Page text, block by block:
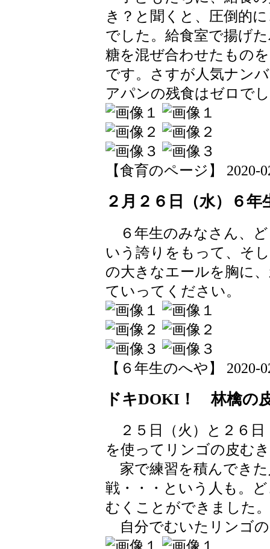
き？と聞くと、圧倒的
でした。給食室で揚げ
糖を混ぜ合わせたもの
です。さすが人気ナン
アパンの残食はゼロで
【食育のページ】 2020-
２月２６日（水）６
６年生のみなさん、
いう誇りをもって、そ
の大きなエールを胸に
ていってください。
【６年生のへや】 2020-
ドキDOKI！ 林檎の
２５日（火）と２６日
を使ってリンゴの皮む
家で練習を積んでき
戦・・・という人も。
むくことができました。
自分でむいたリンゴ